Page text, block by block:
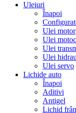
Uleiuri
Înapoi
Ulei motor
Ulei
Ulei
Ulei
Ulei servo
Lichide auto
Înapoi
Aditivi
Antigel
Lichid